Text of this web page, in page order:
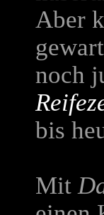
Aber
noch
bis
Mit